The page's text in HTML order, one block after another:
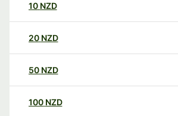
10 NZD
20 NZD
50 NZD
100 NZD